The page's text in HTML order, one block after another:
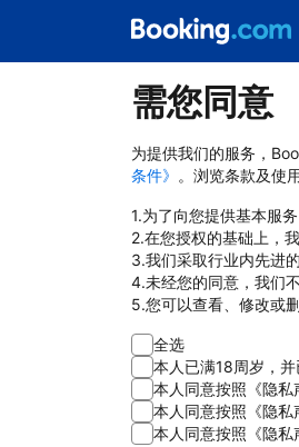
需您同意
为提供我们的服务，
条件》 。浏览条款及使
1.为了向您提供基本服
2.在您授权的基础上，
3.我们采取行业内先进
4.未经您的同意，我们
5.您可以查看、修改或
全选
本人已满18周岁，
本人同意按照《隐私
本人同意按照《隐私
本人同意按照《隐私